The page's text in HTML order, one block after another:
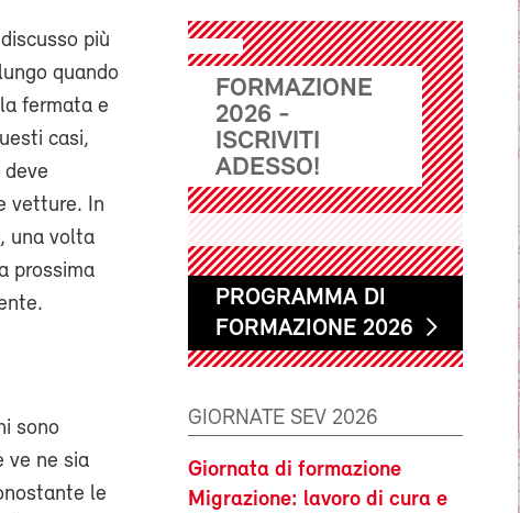
più
quando
fermata e
casi,
deve
vetture. In
una volta
prossima
sono
ve ne sia
le
FORMAZIONE
2026 -
ISCRIVITI
ADESSO!
PROGRAMMA DI
FORMAZIONE 2026
GIORNATE SEV 2026
Giornata di formazione
Migrazione: lavoro di cura e